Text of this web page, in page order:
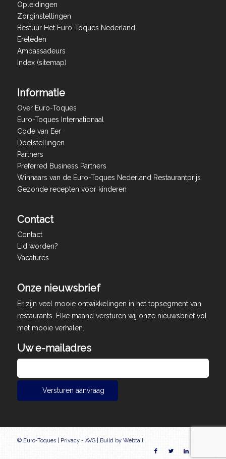
Opleidingen
Zorginstellingen
Bestuur Het Euro-Toques Nederland
Ereleden
Ambassadeurs
Index (sitemap)
Informatie
Over Euro-Toques
Euro-Toques Internationaal
Code van Eer
Doelstellingen
Partners
Preferred Business Partners
Winnaars van de Euro-Toques Nederland Restaurantprijs
Gezonde recepten voor kinderen
Contact
Contact
Lid worden?
Vacatures
Onze nieuwsbrief
Er zijn veel mooie ontwikkelingen in het topsegment van
restaurants. Elke maand versturen wij onze nieuwsbrief vol
met mooie verhalen.
Uw e-mailadres
© Euro-Toques | Privacy - AVG| Build by Webtail